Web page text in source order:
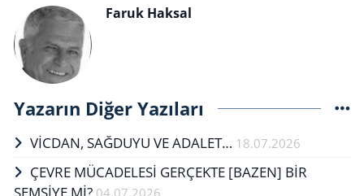
Faruk Haksal
Yazarın Diğer Yazıları
VİCDAN, SAĞ­DU­YU VE ADA­LET… 18.07.2026
ÇEVRE MÜCADELESİ GERÇEKTE ​​​​​​​[BAZEN] BİR